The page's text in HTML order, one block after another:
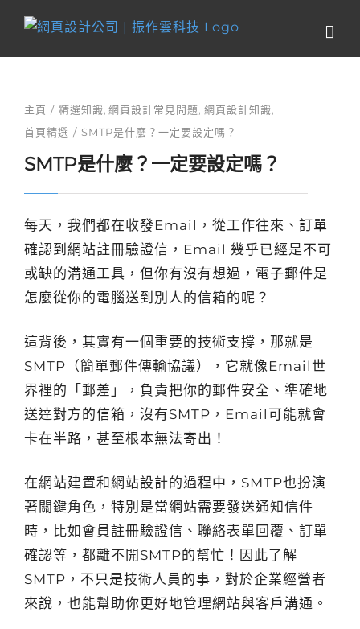
content
主頁 精選知識 網頁設計常見問題 網頁設計知識
首頁精選
SMTP是什麼？一定要設定嗎？
SMTP是什麼？一定要設定嗎？
每天，我們都在收發Email，從工作往來、訂單
確認到網站註冊驗證信，Email 幾乎已經是不可
或缺的溝通工具，但你有沒有想過，電子郵件是
怎麼從你的電腦送到別人的信箱的呢？
這背後，其實有一個重要的技術支撐，那就是
SMTP（簡單郵件傳輸協議），它就像Email世
界裡的「郵差」，負責把你的郵件安全、準確地
送達對方的信箱，沒有SMTP，Email可能就會
卡在半路，甚至根本無法寄出！
在網站建置和網站設計的過程中，SMTP也扮演
著關鍵角色，特別是當網站需要發送通知信件
時，比如會員註冊驗證信、聯絡表單回覆、訂單
確認等，都離不開SMTP的幫忙！因此了解
SMTP，不只是技術人員的事，對於企業經營者
來說，也能幫助你更好地管理網站與客戶溝通。